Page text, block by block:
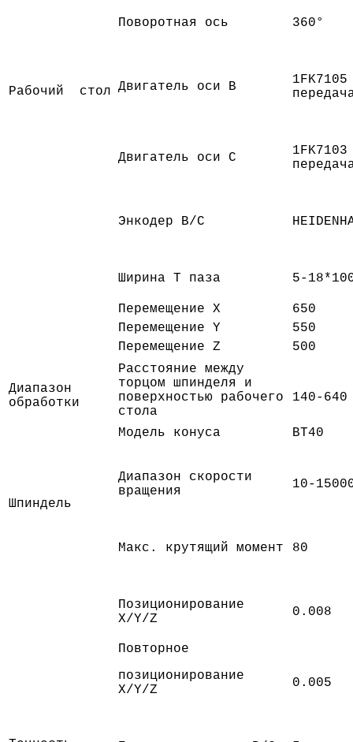
Рабочий стол
Поворотная ось 360°
Двигатель оси B
Двигатель оси С
Энкодер B/C
Ширина Т паза 5-
Диапазон
обработки
Перемещение X
650
Перемещение Y
550
Перемещение Z
500
Расстояние между
торцом шпинделя и
поверхностью рабочего
стола
140-640
Шпиндель
Модель конуса BT40
Диапазон скорости
вращения
10-
Макс. крутящий момент 80
Позиционирование
X/Y/Z
0.008
Повторное
позиционирование
X/Y/Z
0.005